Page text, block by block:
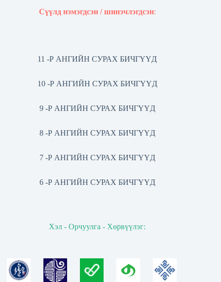
Сүүлд нэмэгдсэн / шинэчлэгдсэн:
11 -Р АНГИЙН СУРАХ БИЧГҮҮД
10 -Р АНГИЙН СУРАХ БИЧГҮҮД
9 -Р АНГИЙН СУРАХ БИЧГҮҮД
8 -Р АНГИЙН СУРАХ БИЧГҮҮД
7 -Р АНГИЙН СУРАХ БИЧГҮҮД
6 -Р АНГИЙН СУРАХ БИЧГҮҮД
Хэл - Орчуулга - Хөрвүүлэг: